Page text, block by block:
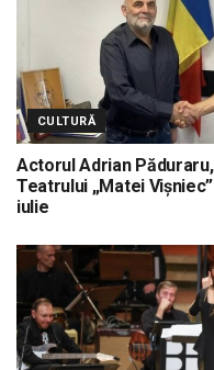
CULTURĂ
Actorul Adrian
Teatrului „Matei
iulie